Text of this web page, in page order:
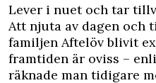
Lever i nuet och tar
Att njuta av dagen och
familjen Aftelöv blivit
framtiden är oviss –
räknade man tidigare